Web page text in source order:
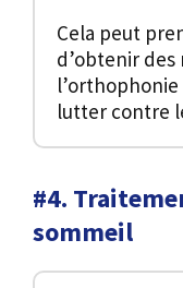
Cela peut
d’obtenir
lutter contre
#4.
sommeil